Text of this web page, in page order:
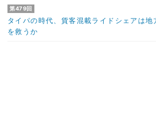
第479回
タイパの時代、貨客混載ライドシェアは地
を救うか